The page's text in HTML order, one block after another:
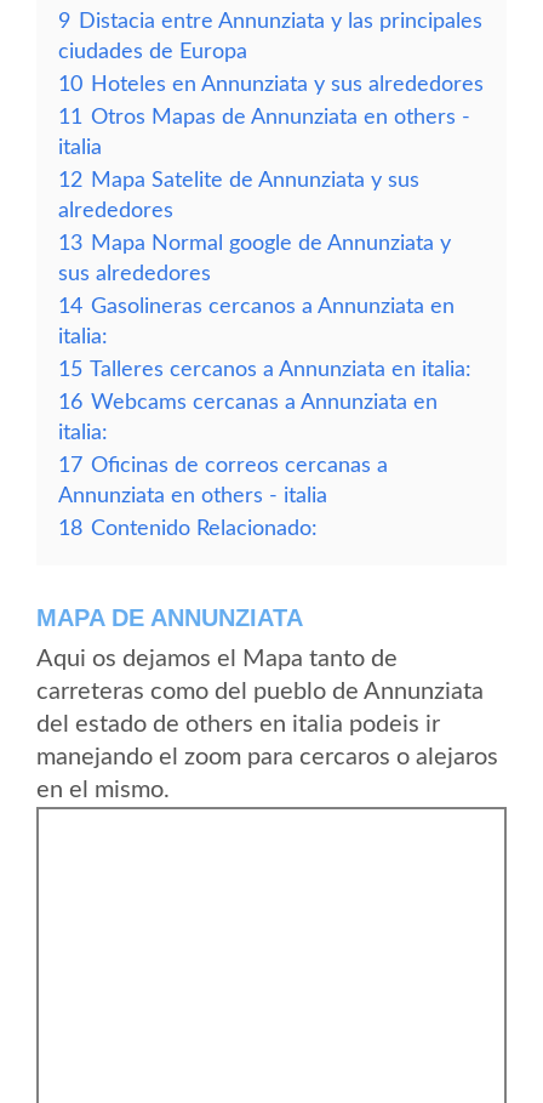
9 Distacia entre Annunziata y las principales
ciudades de Europa
10 Hoteles en Annunziata y sus alrededores
11 Otros Mapas de Annunziata en others -
italia
12 Mapa Satelite de Annunziata y sus
alrededores
13 Mapa Normal google de Annunziata y
sus alrededores
14 Gasolineras cercanos a Annunziata en
italia:
15 Talleres cercanos a Annunziata en italia:
16 Webcams cercanas a Annunziata en
italia:
17 Oficinas de correos cercanas a
Annunziata en others - italia
18 Contenido Relacionado:
MAPA DE ANNUNZIATA
Aqui os dejamos el Mapa tanto de
carreteras como del pueblo de Annunziata
del estado de others en italia podeis ir
manejando el zoom para cercaros o alejaros
en el mismo.